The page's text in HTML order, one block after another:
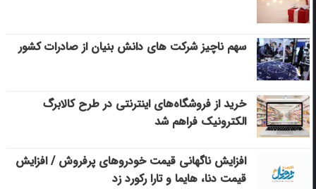
سهم ناچیز شرکت های دانش بنیان از صادرات کشور
خرید از فروشگاه‌های اینترنتی در طرح کالابرگ
الکترونیک فراهم شد
افزایش ناگهانی قیمت خودروهای پرفروش / افزایش
قیمت دنا، هایما و تارا رکورد زد